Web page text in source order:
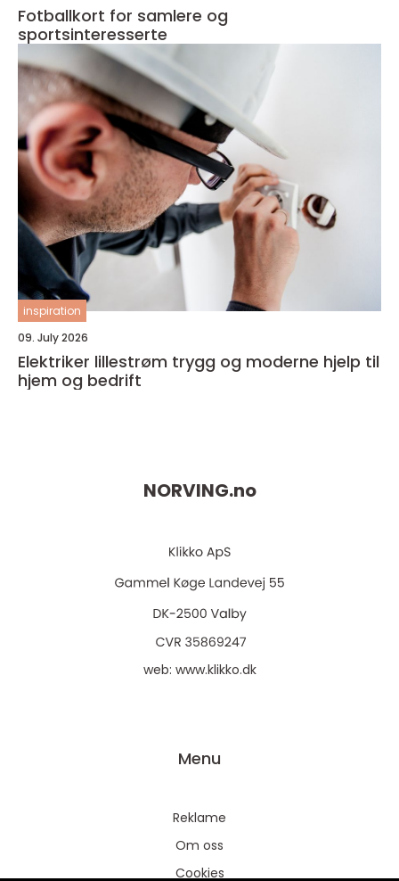
Fotballkort for samlere og
sportsinteresserte
inspiration
09. July 2026
Elektriker lillestrøm trygg og moderne hjelp til
hjem og bedrift
NORVING.no
web: www.klikko.dk
Menu
Reklame
Om oss
Cookies